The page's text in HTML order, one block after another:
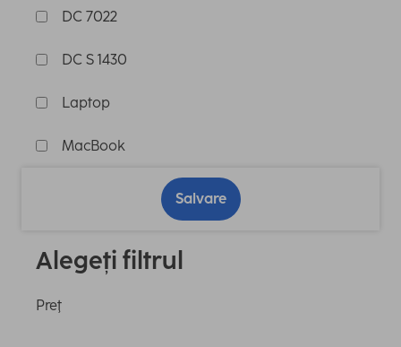
DC 7022
DC S 1430
Laptop
MacBook
Salvare
Alegeți filtrul
Preţ